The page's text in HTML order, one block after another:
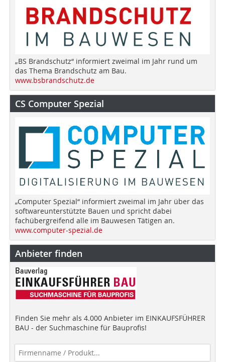
„BS Brandschutz“ informiert zweimal im Jahr rund um
das Thema Brandschutz am Bau.
www.bsbrandschutz.de
CS Computer Spezial
„Computer Spezial“ informiert zweimal im Jahr über das
softwareunterstützte Bauen und spricht dabei
fachübergreifend alle im Bauwesen Tätigen an.
www.computer-spezial.de
Anbieter finden
Finden Sie mehr als 4.000 Anbieter im EINKAUFSFÜHRER
BAU - der Suchmaschine für Bauprofis!